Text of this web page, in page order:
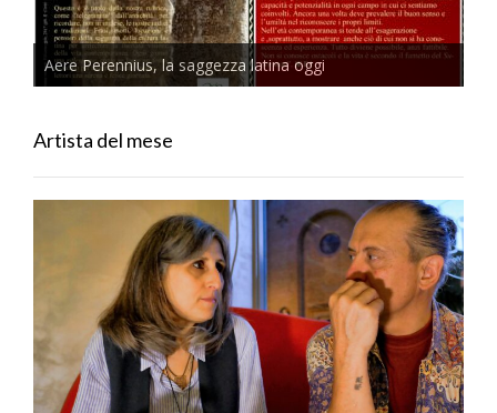
Aere Perennius, la saggezza latina oggi
Artista del mese